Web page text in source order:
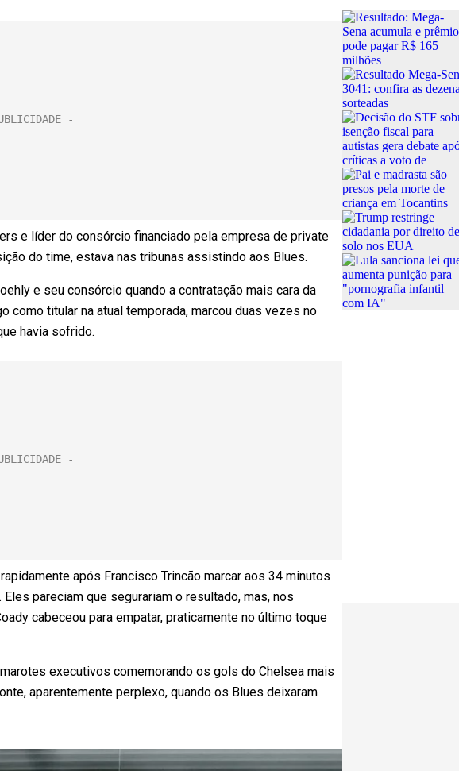
e líder do consórcio financiado pela empresa de private
do time, estava nas tribunas assistindo aos Blues.
e seu consórcio quando a contratação mais cara da
como titular na atual temporada, marcou duas vezes no
havia sofrido.
após Francisco Trincão marcar aos 34 minutos
pareciam que segurariam o resultado, mas, nos
cabeceou para empatar, praticamente no último toque
executivos comemorando os gols do Chelsea mais
aparentemente perplexo, quando os Blues deixaram